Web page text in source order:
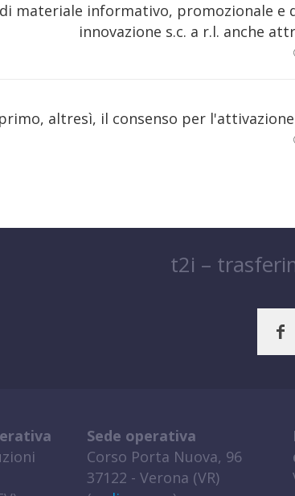
materiale informativo, promozionale
innovazione s.c. a r.l. anche
altresì, il consenso per
t2i –
Sede operativa
Corso Porta Nuova, 96
37122 - Verona (VR)